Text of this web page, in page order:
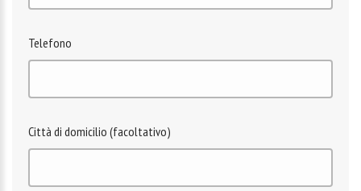
Telefono
Città di domicilio (facoltativo)